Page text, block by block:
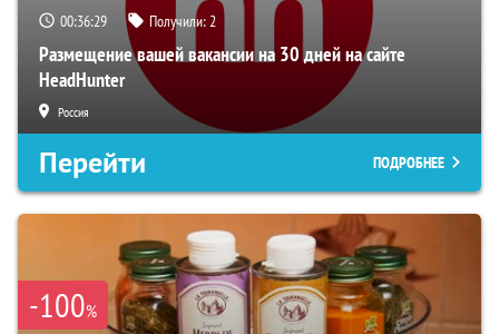
00:36:28 Получили:2
Размещение вашей вакансии на 30 дней на сайте
HeadHunter
Россия
Перейти ПОДРОБНЕЕ
-100%